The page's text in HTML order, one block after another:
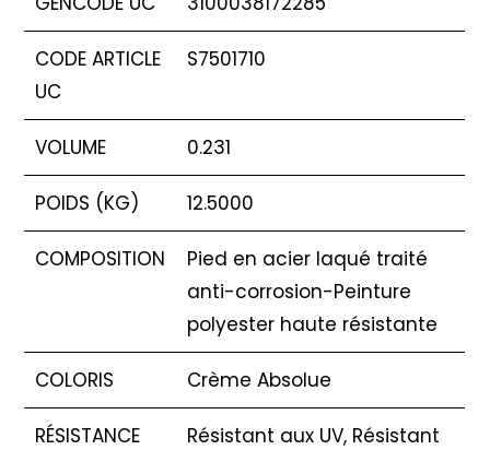
CODE ARTICLE
UC
S7501710
VOLUME 0.231
POIDS (KG) 12.5000
COMPOSITION
Pied en acier laqué traité
anti-corrosion-Peinture
polyester haute résistante
COLORIS Crème Absolue
RÉSISTANCE
Résistant aux UV, Résistant